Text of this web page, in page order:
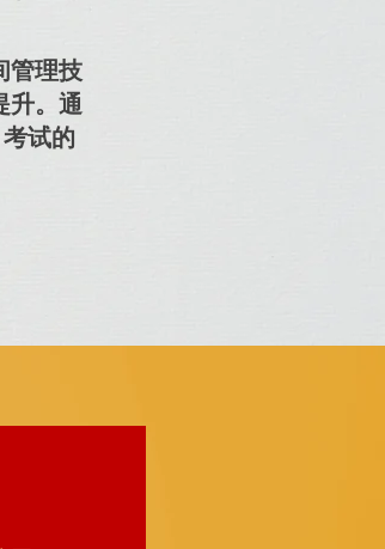
管理技
升。通
试的